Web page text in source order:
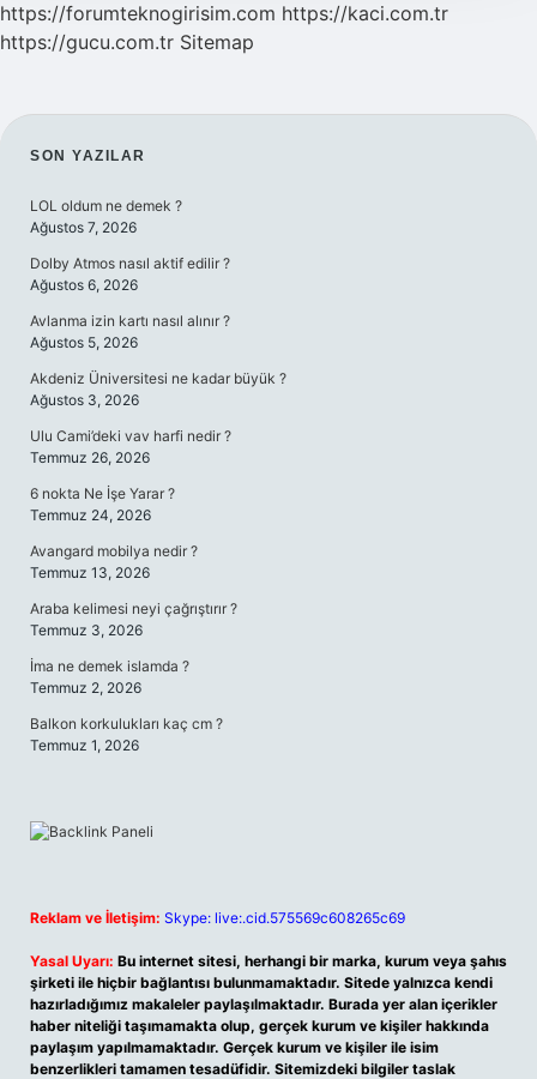
https://forumteknogirisim.com https://kaci.com.tr
https://gucu.com.tr Sitemap
SIDEBAR
SON YAZILAR
LOL oldum ne demek ?
Ağustos 7, 2026
Dolby Atmos nasıl aktif edilir ?
Ağustos 6, 2026
Avlanma izin kartı nasıl alınır ?
Ağustos 5, 2026
Akdeniz Üniversitesi ne kadar büyük ?
Ağustos 3, 2026
Ulu Cami’deki vav harfi nedir ?
Temmuz 26, 2026
6 nokta Ne İşe Yarar ?
Temmuz 24, 2026
Avangard mobilya nedir ?
Temmuz 13, 2026
Araba kelimesi neyi çağrıştırır ?
Temmuz 3, 2026
İma ne demek islamda ?
Temmuz 2, 2026
Balkon korkulukları kaç cm ?
Temmuz 1, 2026
Reklam ve İletişim: Skype: live:.cid.575569c608265c69
Yasal Uyarı: Bu internet sitesi, herhangi bir marka, kurum veya şahıs
şirketi ile hiçbir bağlantısı bulunmamaktadır. Sitede yalnızca kendi
hazırladığımız makaleler paylaşılmaktadır. Burada yer alan içerikler
haber niteliği taşımamakta olup, gerçek kurum ve kişiler hakkında
paylaşım yapılmamaktadır. Gerçek kurum ve kişiler ile isim
benzerlikleri tamamen tesadüfidir. Sitemizdeki bilgiler taslak